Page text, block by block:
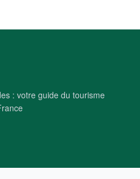
: votre guide du tourisme